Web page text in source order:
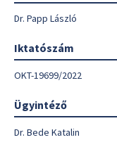
Dr. Papp László
Iktatószám
OKT-19699/2022
Ügyintéző
Dr. Bede Katalin